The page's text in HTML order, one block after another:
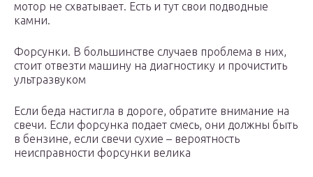
мотор не схватывает. Есть и тут свои подводные
камни.
Форсунки. В большинстве случаев проблема в них,
стоит отвезти машину на диагностику и прочистить
ультразвуком
Если беда настигла в дороге, обратите внимание на
свечи. Если форсунка подает смесь, они должны быть
в бензине, если свечи сухие – вероятность
неисправности форсунки велика